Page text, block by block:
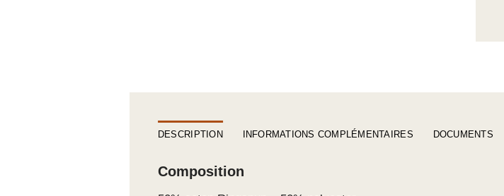
DESCRIPTION INFORMATIONS COMPLÉMENTAIRES DOCUMENTS
Composition